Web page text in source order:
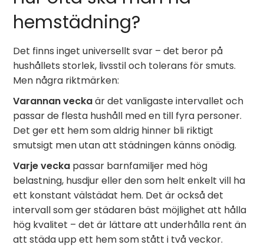
hemstädning?
Det finns inget universellt svar – det beror på
hushållets storlek, livsstil och tolerans för smuts.
Men några riktmärken:
Varannan veckaär det vanligaste intervallet och
passar de flesta hushåll med en till fyra personer.
Det ger ett hem som aldrig hinner bli riktigt
smutsigt men utan att städningen känns onödig.
Varje vecka passar barnfamiljer med hög
belastning, husdjur eller den som helt enkelt vill ha
ett konstant välstädat hem. Det är också det
intervall som ger städaren bäst möjlighet att hålla
hög kvalitet – det är lättare att underhålla rent än
att städa upp ett hem som stått i två veckor.